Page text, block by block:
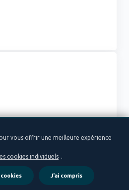
vous offrir une meilleure expérience
cookies individuels .
J'ai compris